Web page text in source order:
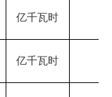
亿千瓦时
亿千瓦时